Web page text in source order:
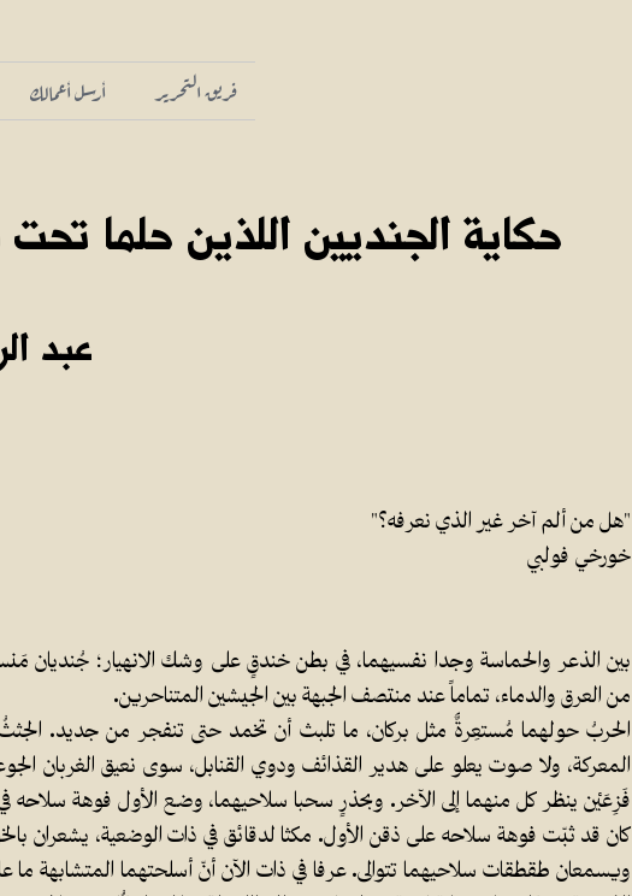
أرسل أعمالك فريق التحرير
حكاية الجنديين اللذين حلما
عبد
"هل من ألم آخر غير الذي نعرفه؟"
خورخي فولبي
بين الذعر والحماسة وجدا نفسيهما، في بطن خندقٍ على وشك الانهيار؛ جُنديان
من العرق والدماء، تماماً عند منتصف الجبهة بين الجيشين المتناحرين.
الحربُ حولهما مُستعِرةٌ مثل بركان، ما تلبث أن تخمد حتى تنفجر من جديد.
المعركة، ولا صوت يعلو على هدير القذائف ودوي القنابل، سوى نعيق الغربان
فَزِعَيْن ينظر كل منهما إلى الآخر. وبحذرٍ سحبا سلاحيهما، وضع الأول فوهة سلاحه
كان قد ثبّت فوهة سلاحه على ذقن الأول. مكثا لدقائق في ذات الوضعية، يشعران
ويسمعان طقطقات سلاحيهما تتوالى. عرفا في ذات الآن أنّ أسلحتهما المتشابهة ما